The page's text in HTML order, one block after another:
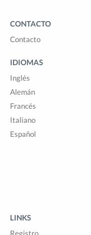
CONTACTO
Contacto
IDIOMAS
Inglés
Alemán
Francés
Italiano
Español
LINKS
Registro